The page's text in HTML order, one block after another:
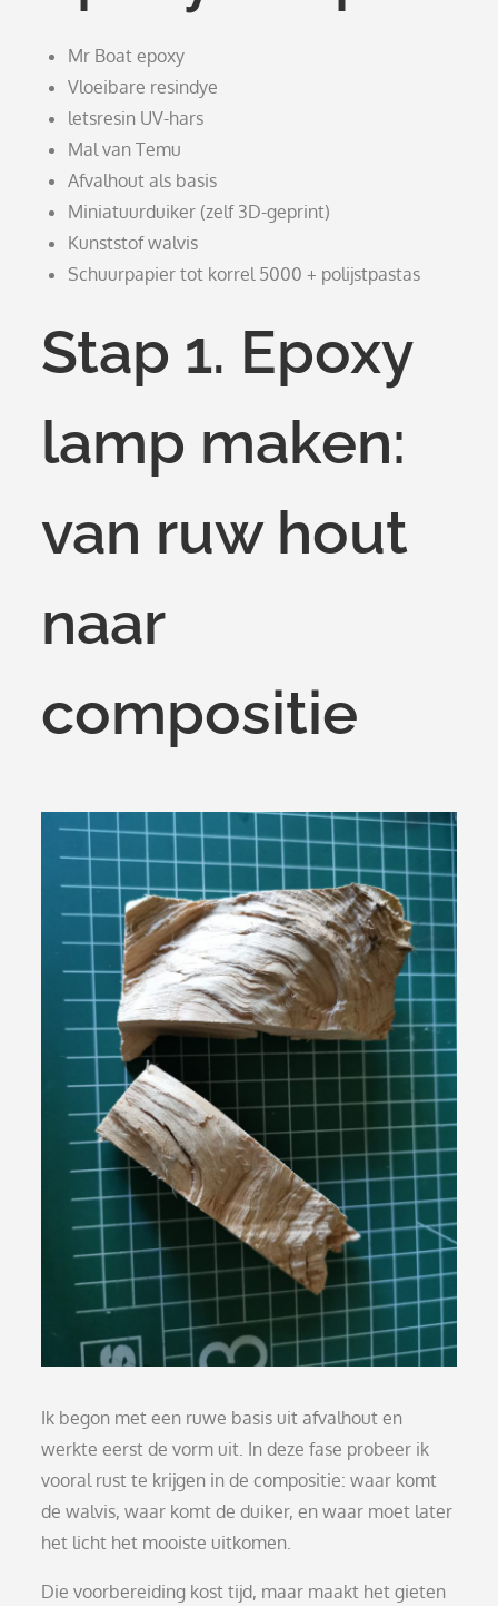
Mr Boat epoxy
Vloeibare resindye
letsresin UV-hars
Mal van Temu
Afvalhout als basis
Miniatuurduiker (zelf 3D-geprint)
Kunststof walvis
Schuurpapier tot korrel 5000 + polijstpastas
Stap 1. Epoxy
lamp maken:
van ruw hout
naar
compositie
Ik begon met een ruwe basis uit afvalhout en
werkte eerst de vorm uit. In deze fase probeer ik
vooral rust te krijgen in de compositie: waar komt
de walvis, waar komt de duiker, en waar moet later
het licht het mooiste uitkomen.
Die voorbereiding kost tijd, maar maakt het gieten